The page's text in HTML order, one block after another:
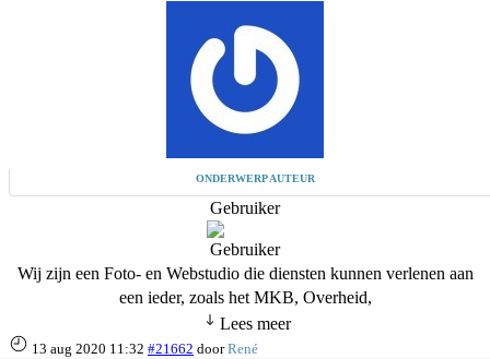
ONDERWERP AUTEUR
Gebruiker
Wij zijn een Foto- en Webstudio die diensten kunnen verlenen aan
een ieder, zoals het MKB, Overheid,
Lees meer
13 aug 2020 11:32 #21662 doorRené